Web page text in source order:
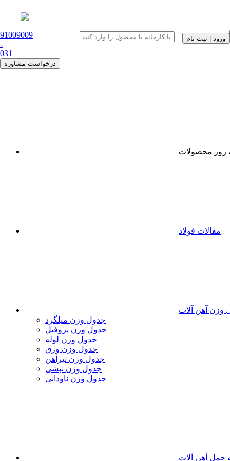
91009009
-
031
درخواست مشاوره
ورود | ثبت نام
روز محصولات
مقالات فولاد
وزن آهن آلات
جدول وزن میلگرد
جدول وزن پروفیل
جدول وزن لوله
جدول وزن ورق
جدول وزن تیرآهن
جدول وزن نبشی
جدول وزن ناودانی
حمل آهن آلات